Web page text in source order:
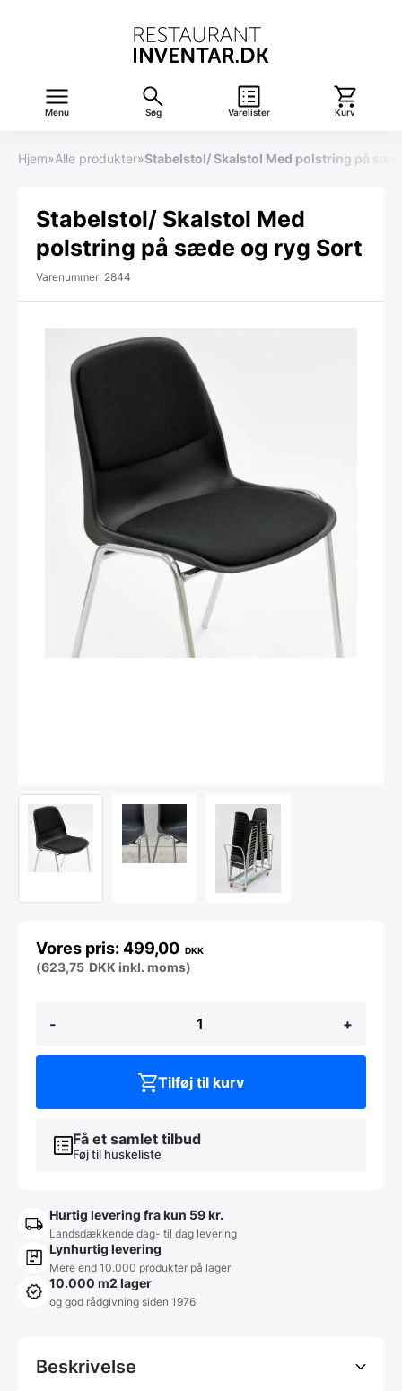
Menu Søg Varelister Kurv
Hjem»Alle produkter»Stabelstol/ Skalstol Med polstring på
Stabelstol/ Skalstol Med
polstring på sæde og ryg Sort
Varenummer: 2844
-
Skalstol
polstring
og
Sort
antal
+
499,00 DKK
(623,75 DKK inkl. moms)
Få et samlet tilbud
Føj til huskeliste
Tilføj til kurv
Hurtig levering fra kun 59 kr.
Landsdækkende dag- til dag levering
Lynhurtig levering
Mere end 10.000 produkter på lager
10.000 m2 lager
og god rådgivning siden 1976
Beskrivelse